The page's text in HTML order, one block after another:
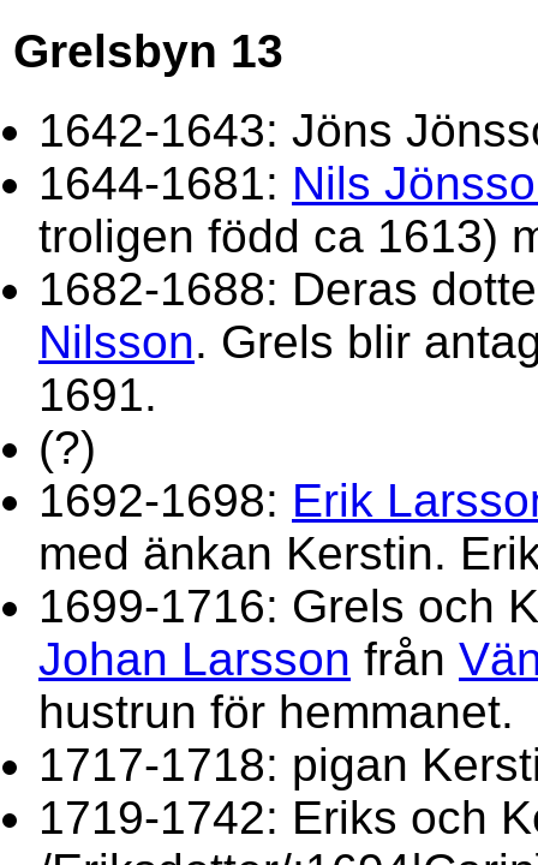
Grelsbyn 13
1642-1643: Jöns
1644-1681: Nils
troligen född ca 1613)
1682-1688: Deras
Nilsson. Grels blir
1691.
(?)
1692-1698: Erik
med änkan Kerstin.
1699-1716: Grels och
Johan Larsson från
hustrun för hemmanet.
1717-1718: pigan
1719-1742: Eriks och